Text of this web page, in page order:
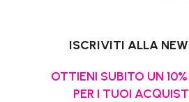
ISCRIVITI ALLA
OTTIENI SUBITO UN
PER I TUOI